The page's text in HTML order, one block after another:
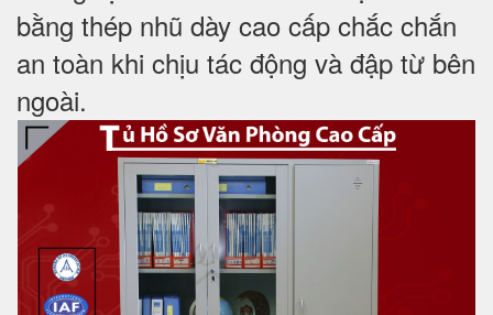
bằng thép nhũ dày cao cấp chắc chắn
an toàn khi chịu tác động và đập từ bên
ngoài.